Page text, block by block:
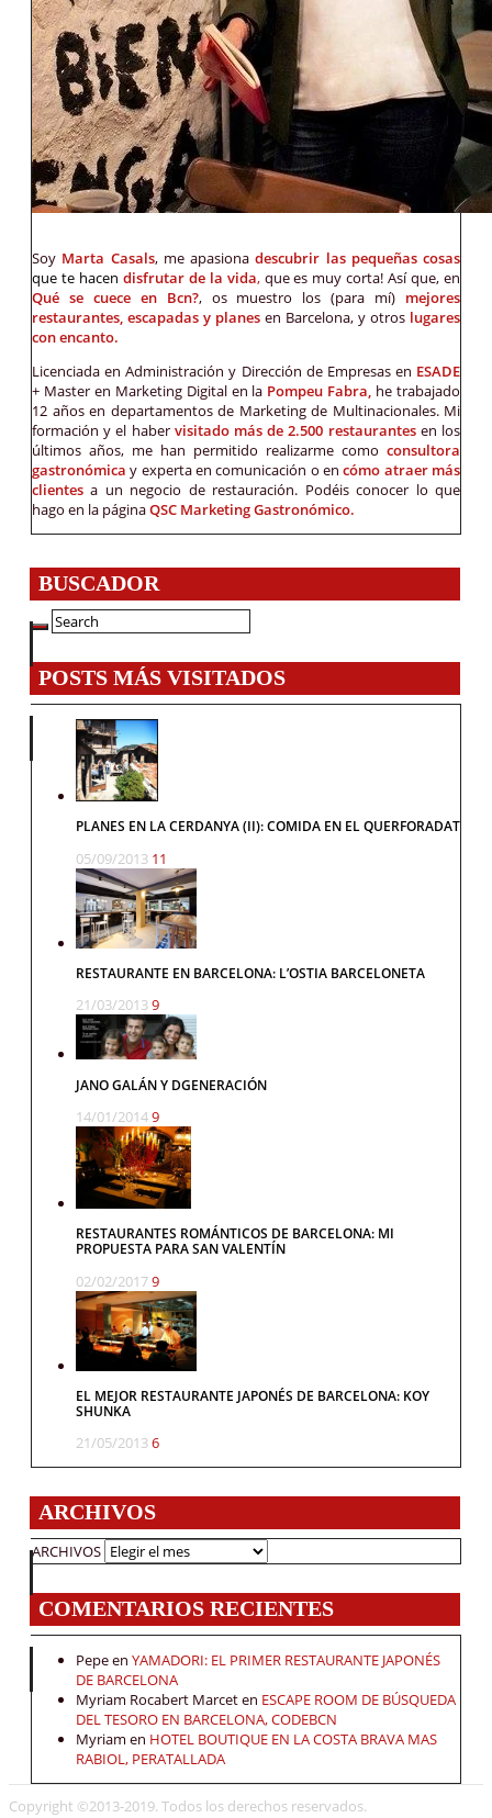
Soy Marta Casals, me apasionadescubrir las pequeñas cosas
que te hacen disfrutar de la vida,que es muy corta! Así que, en
Qué se cuece en Bcn?, os muestro los (para mí) mejores
restaurantes, escapadas y planes en Barcelona, y otros lugares
con encanto.
Licenciada en Administración y Dirección de Empresas en ESADE
+ Master en Marketing Digital en la Pompeu Fabra, he trabajado
12 años en departamentos de Marketing de Multinacionales. Mi
formación y el haber visitado más de 2.500 restaurantes en los
últimos años, me han permitido realizarme como consultora
gastronómicay experta en comunicación o encómo atraer más
clientes a un negocio de restauración. Podéis conocer lo que
hago en la páginaQSC Marketing Gastronómico.
BUSCADOR
POSTS MÁS VISITADOS
PLANES EN LA CERDANYA (II): COMIDA EN EL QUERFORADAT
05/09/2013 11
RESTAURANTE EN BARCELONA: L’OSTIA BARCELONETA
21/03/20139
JANO GALÁN Y DGENERACIÓN
14/01/20149
RESTAURANTES ROMÁNTICOS DE BARCELONA: MI
PROPUESTA PARA SAN VALENTÍN
02/02/20179
EL MEJOR RESTAURANTE JAPONÉS DE BARCELONA: KOY
SHUNKA
21/05/20136
ARCHIVOS
ARCHIVOS
COMENTARIOS RECIENTES
Pepeen YAMADORI: EL PRIMER RESTAURANTE JAPONÉS
DE BARCELONA
Myriam Rocabert Marceten ESCAPE ROOM DE BÚSQUEDA
DEL TESORO EN BARCELONA, CODEBCN
Myriam en HOTEL BOUTIQUE EN LA COSTA BRAVA MAS
RABIOL, PERATALLADA
Copyright ©2013-2019. Todos los derechos reservados.